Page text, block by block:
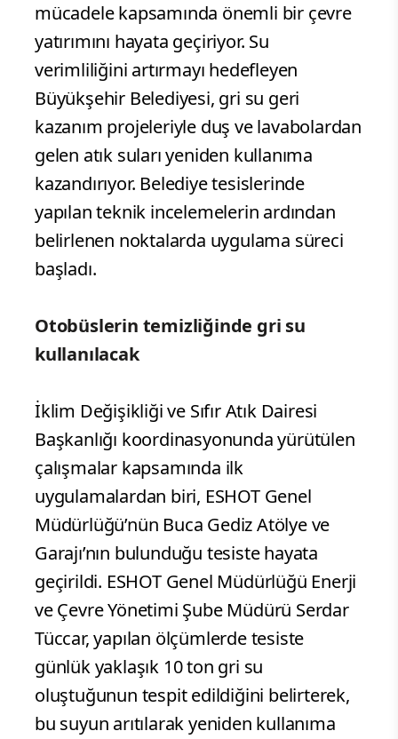
mücadele kapsamında önemli bir çevre
yatırımını hayata geçiriyor. Su
verimliliğini artırmayı hedefleyen
Büyükşehir Belediyesi, gri su geri
kazanım projeleriyle duş ve lavabolardan
gelen atık suları yeniden kullanıma
kazandırıyor. Belediye tesislerinde
yapılan teknik incelemelerin ardından
belirlenen noktalarda uygulama süreci
başladı.
Otobüslerin temizliğinde gri su
kullanılacak
İklim Değişikliği ve Sıfır Atık Dairesi
Başkanlığı koordinasyonunda yürütülen
çalışmalar kapsamında ilk
uygulamalardan biri, ESHOT Genel
Müdürlüğü’nün Buca Gediz Atölye ve
Garajı’nın bulunduğu tesiste hayata
geçirildi. ESHOT Genel Müdürlüğü Enerji
ve Çevre Yönetimi Şube Müdürü Serdar
Tüccar, yapılan ölçümlerde tesiste
günlük yaklaşık 10 ton gri su
oluştuğunun tespit edildiğini belirterek,
bu suyun arıtılarak yeniden kullanıma